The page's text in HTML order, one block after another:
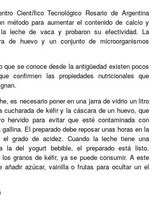
Científico Tecnológico Rosario de Argentina
método para aumentar el contenido de calcio y
leche de vaca y probaron su efectividad. La
de huevo y un conjunto de microorganismos
que se conoce desde la antigüedad existen pocos
confirmen las propiedades nutricionales que
es necesario poner en una jarra de vidrio un litro
cucharada de kéfir y la cáscara de un huevo, que
hervido para evitar que esté contaminada con
El preparado debe reposar unas horas en la
el grado de acidez. Cuando la leche tiene una
la del yogurt bebible, el preparado está listo.
los granos de kéfir, ya se puede consumir. A este
añadir azúcar, vainilla o frutas para ocultar un el